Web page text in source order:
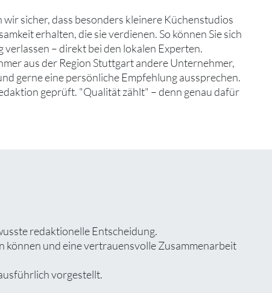
sicher, dass besonders kleinere Küchenstudios
erhalten, die sie verdienen. So können Sie sich
– direkt bei den lokalen Experten.
aus der Region Stuttgart andere Unternehmer,
gerne eine persönliche Empfehlung aussprechen.
geprüft. "Qualität zählt" – denn genau dafür
redaktionelle Entscheidung.
können und eine vertrauensvolle Zusammenarbeit
vorgestellt.